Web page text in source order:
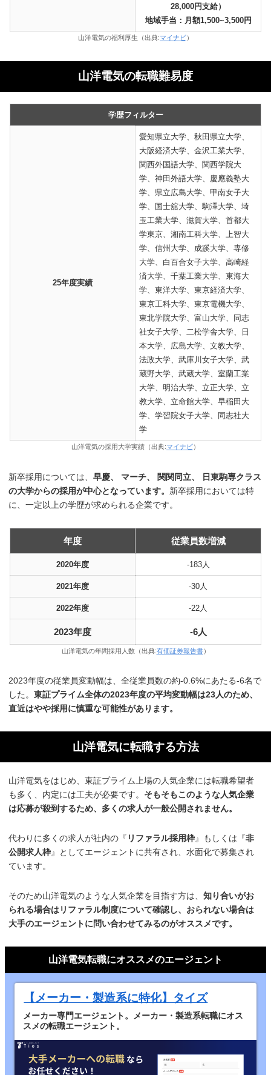
28,000円支給）
地域手当：月額1,500~3,500円
山洋電気の福利厚生（出典:マイナビ）
山洋電気の転職難易度
学歴フィルター
25年度実績
愛知県立大学、秋田県立大学、
大阪経済大学、金沢工業大学、
関西外国語大学、関西学院大
学、神田外語大学、慶應義塾大
学、県立広島大学、甲南女子大
学、国士舘大学、駒澤大学、埼
玉工業大学、滋賀大学、首都大
学東京、湘南工科大学、上智大
学、信州大学、成蹊大学、専修
大学、白百合女子大学、高崎経
済大学、千葉工業大学、東海大
学、東洋大学、東京経済大学、
東京工科大学、東京電機大学、
東北学院大学、富山大学、同志
社女子大学、二松学舎大学、日
本大学、広島大学、文教大学、
法政大学、武庫川女子大学、武
蔵野大学、武蔵大学、室蘭工業
大学、明治大学、立正大学、立
教大学、立命館大学、早稲田大
学、学習院女子大学、同志社大
学
山洋電気の採用大学実績（出典:マイナビ）
新卒採用については、早慶、 マーチ、 関関同立、 日東駒専クラス
の大学からの採用が中心となっています。 新卒採用においては特
に、一定以上の学歴が求められる企業です。
年度 従業員数増減
2020年度 -183人
2021年度 -30人
2022年度 -22人
2023年度 -6人
山洋電気の年間採用人数（出典:有価証券報告書）
2023年度の従業員変動幅は、全従業員数の約-0.6%にあたる-6名で
した。東証プライム全体の2023年度の平均変動幅は23人のため、
直近はやや採用に慎重な可能性があります。
山洋電気に転職する方法
山洋電気をはじめ、東証プライム上場の人気企業には転職希望者
も多く、内定には工夫が必要です。 そもそもこのような人気企業
は応募が殺到するため、多くの求人が一般公開されません。
代わりに多くの求人が社内の『 リファラル採用枠』もしくは『非
公開求人枠』としてエージェントに共有され、水面化で募集され
ています。
そのため山洋電気のような人気企業を目指す方は、知り合いがお
られる場合はリファラル制度について確認し、おられない場合は
大手のエージェントに問い合わせてみるのがオススメです。
山洋電気転職にオススメのエージェント
【メーカー・製造系に特化】タイズ
メーカー専門エージェント。メーカー・製造系転職にオス
スメの転職エージェント。